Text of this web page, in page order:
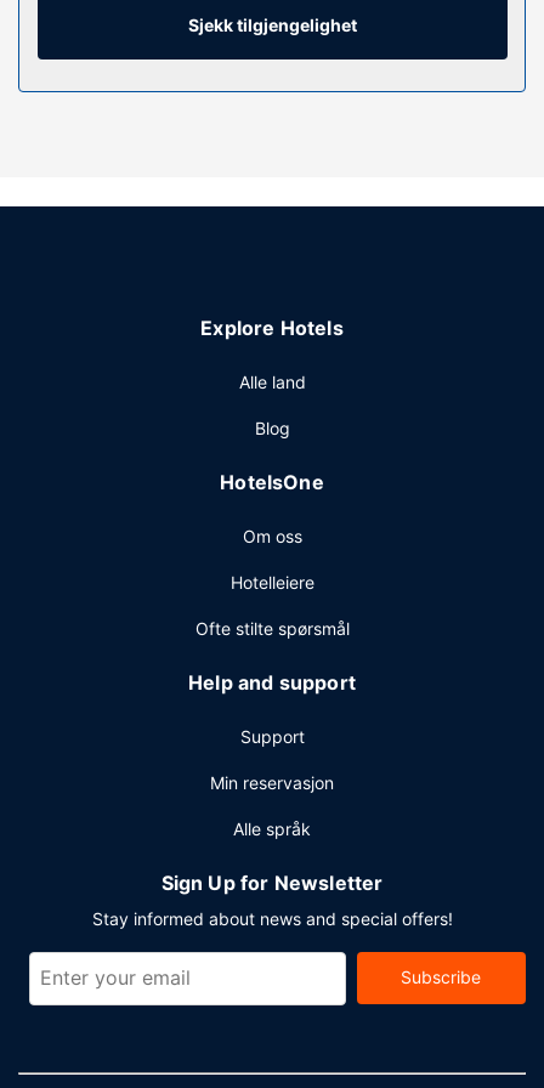
(inkludert) og hårføner. Rommet har safe og skrivebord,
samt telefon med lokalsamtaler (inkludert).
Fasiliteter på eiendommen
bar/lounge hvor du kan slukke tørsten med din
forretningssenter, hurtigutsjekking og
for ulike typer møter og eventer. Gjestene tilbys ubetjent
Sjekk tilgjengelighet
Explore Hotels
Alle land
Blog
HotelsOne
Om oss
Hotelleiere
Ofte stilte spørsmål
Help and support
Support
Min reservasjon
Alle språk
Sign Up for Newsletter
Stay informed about news and special offers!
Subscribe